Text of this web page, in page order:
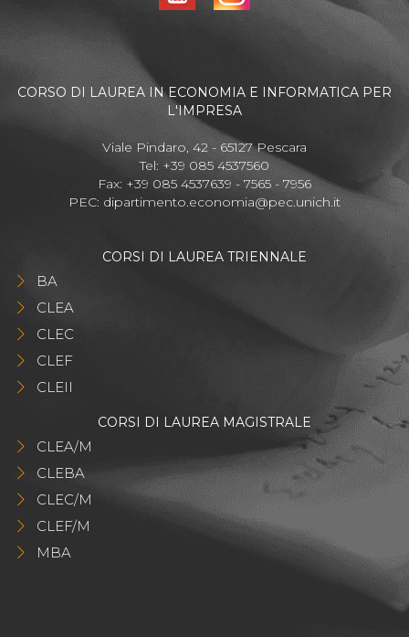
CORSO DI LAUREA IN ECONOMIA E INFORMATICA PER
L'IMPRESA
Viale Pindaro, 42 - 65127 Pescara
Tel: +39 085 4537560
Fax: +39 085 4537639 - 7565 - 7956
PEC: dipartimento.economia@pec.unich.it
CORSI DI LAUREA TRIENNALE
BA
CLEA
CLEC
CLEF
CLEII
CORSI DI LAUREA MAGISTRALE
CLEA/M
CLEBA
CLEC/M
CLEF/M
MBA